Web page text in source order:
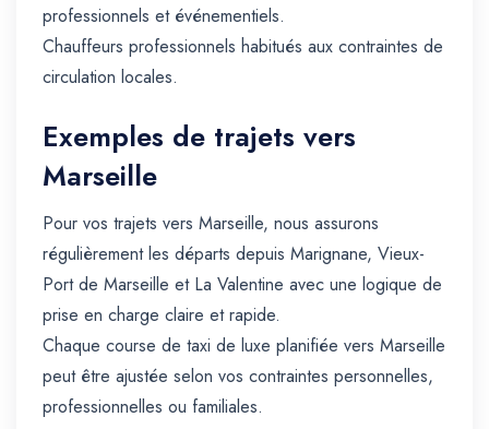
professionnels et événementiels.
Chauffeurs professionnels habitués aux contraintes de
circulation locales.
Exemples de trajets vers
Marseille
Pour vos trajets vers Marseille, nous assurons
régulièrement les départs depuis Marignane, Vieux-
Port de Marseille et La Valentine avec une logique de
prise en charge claire et rapide.
Chaque course de taxi de luxe planifiée vers Marseille
peut être ajustée selon vos contraintes personnelles,
professionnelles ou familiales.